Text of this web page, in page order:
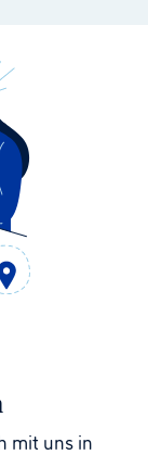
mit uns in